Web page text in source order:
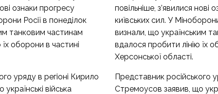
ознаки прогресу
Росії в понеділок
танковим частинам
оборони в частині
уряду в регіоні Кирило
війська
повільніше, з’явилися нові
київських сил. У
визнали, що українським
вдалося пробити лінію їх
Херсонської області.
Представник російського
Стремоусов заявив, що